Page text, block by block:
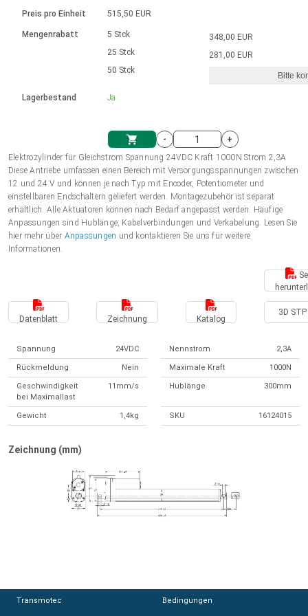
Einheitssystem
Einkaufswagen
Hubmagnete
230 - 50 Hz | 110 - 60 Hz
Drehzahlregelung für die AIS-Serie
Bürstenlose Gleichstrommotoren
mit Planetengetriebe und internem
Ø 28-42| 1-1400 rpm | <= 290Ncm
Bürstenlose DC Motor Controller
Gleichstrommotoren mit
Schneckengetriebe und Bürsten
Ø43-124mm | 31-425rpm | ≤ 41Nm
Treiber für Gleichstrommotoren mit
Synchron-Asynchron | für 1-4 Elektrozylinder
Synchron-Asynchron | für 1-4 Elektrozylinder
Français (EUR)
Polski (EUR)
Norsk (NOK)
Suomi (EUR)
Preis pro Einheit
Mengenrabatt
Lagerbestand
515,50 EUR
5 Stck
25 Stck
50 Stck
Ja
348,00 EUR
281,00 EUR
Bitte
-
+
Elektrozylinder für Gleichstrom Spannung 24VDC Kraft 1000N Strom 2,3A
Diese Antriebe umfassen einen Bereich mit Versorgungsspannungen zwischen
12 und 24 V und können je nach Typ mit Encoder, Potentiometer und
einstellbaren Endschaltern geliefert werden. Montagezubehör ist separat
erhältlich. Alle Aktuatoren können nach Bedarf angepasst werden. Häufige
Anpassungen sind Hublänge, Kabelverbindungen und Verkabelung. Lesen Sie
hier mehr über Anpassungen und kontaktieren Sie uns für weitere
Informationen.
Datenblatt Zeichnung Katalog
3D STP
Spannung 24VDC Nennstrom 2,3A
Rückmeldung Nein Maximale Kraft 1000N
Geschwindigkeit
bei Maximallast
11mm/s Hublänge 300mm
Gewicht 1,4kg SKU 16124015
Zeichnung (mm)
Transmotec Bedingungen
Transmotec Bedingungen